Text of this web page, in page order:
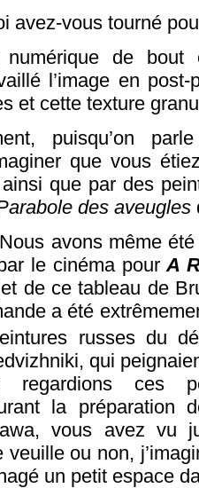
avez-vous tourné
numérique de
l’image en
et cette texture
puisqu’on
que vous
que par des
des aveugles
avons même
le cinéma pourA
de ce tableau de
a été
russes du
qui
regardions ces
la
vous avez vu
ou non,
un petit espace